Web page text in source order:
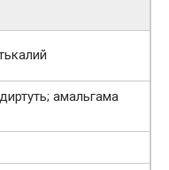
амальгама